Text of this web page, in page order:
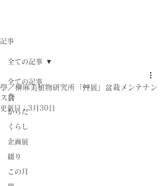
記事
全ての記事
食
からだ
くらし
企画展
綴り
この月
全ての記事
學／榊麻美植物研究所「艸展」盆栽メンテナン
ス会
更新日：3月30日